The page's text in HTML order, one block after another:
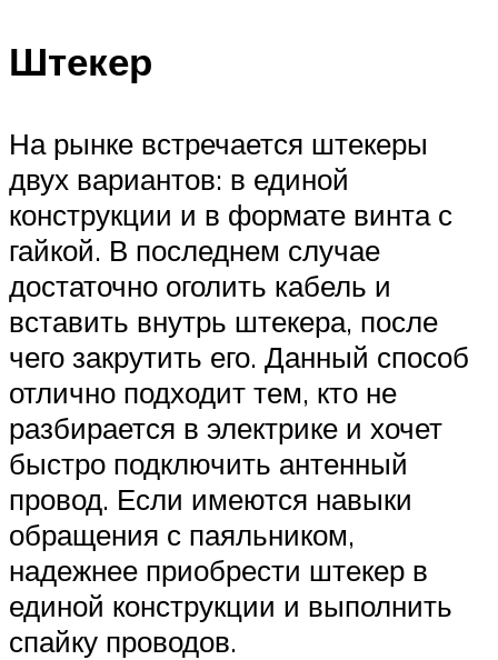
Штекер
На рынке встречается штекеры
двух вариантов: в единой
конструкции и в формате винта с
гайкой. В последнем случае
достаточно оголить кабель и
вставить внутрь штекера, после
чего закрутить его. Данный способ
отлично подходит тем, кто не
разбирается в электрике и хочет
быстро подключить антенный
провод. Если имеются навыки
обращения с паяльником,
надежнее приобрести штекер в
единой конструкции и выполнить
спайку проводов.